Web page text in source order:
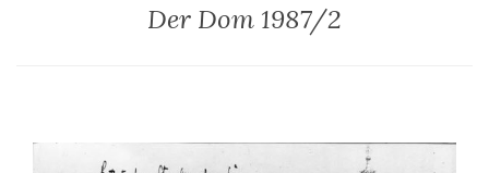
Der Dom 1987/2